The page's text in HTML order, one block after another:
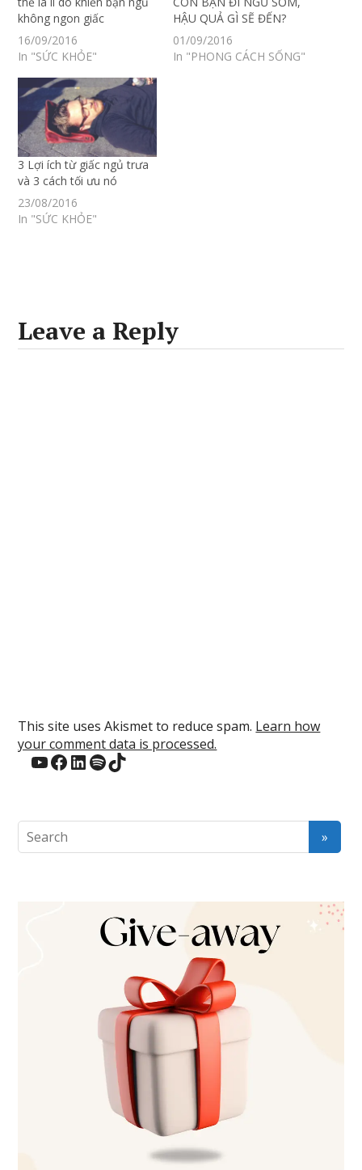
không ngon giấc
16/09/2016
In "SỨC KHỎE"
HẬU QUẢ GÌ SẼ ĐẾN?
01/09/2016
In "PHONG CÁCH SỐNG"
3 Lợi ích từ giấc ngủ trưa
và 3 cách tối ưu nó
23/08/2016
In "SỨC KHỎE"
Leave a Reply
This site uses Akismet to reduce spam. Learn how
your comment data is processed.
YouTube
Facebook
LinkedIn
Spotify
TikTok